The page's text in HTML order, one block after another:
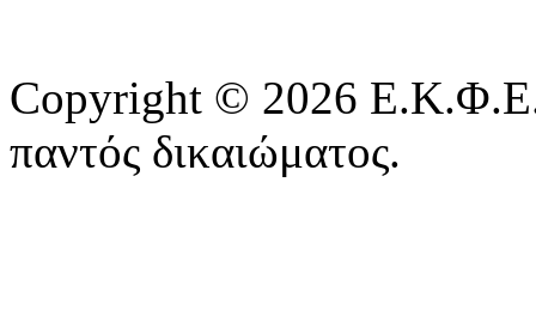
Copyright © 2026 Ε.Κ.Φ.Ε.
παντός δικαιώματος.